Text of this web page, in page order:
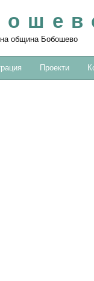
община Бобошево
Проекти